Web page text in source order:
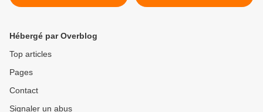
parfumées à la gueuze >
Hébergé par Overblog
Top articles
Pages
Contact
Signaler un abus